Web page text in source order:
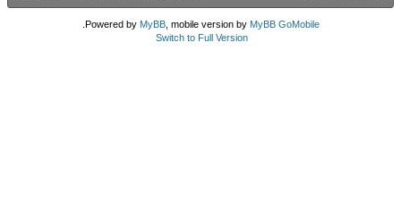
Powered by MyBB, mobile version by MyBB GoMobile
Switch to Full Version